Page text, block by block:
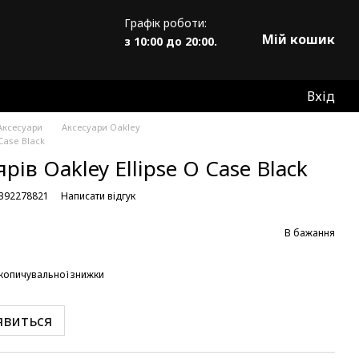
Графік роботи:
з 10:00 до 20:00.
Мій кошик
Вхід
Аксесуари Oakley
Black
Oakley Ellipse O Case Black
Написати відгук
В бажання
знижки